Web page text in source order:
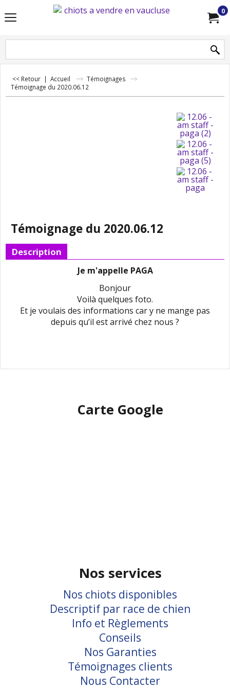
0
<< Retour | Accueil
Témoignages
Témoignage du 2020.06.12
Témoignage du 2020.06.12
Description
Je m'appelle PAGA
Bonjour
Voilà quelques foto.
Et je voulais des informations car y ne mange pas
depuis qu’il est arrivé chez nous ?
Carte Google
Nos services
Nos chiots disponibles
Descriptif par race de chien
Info et Règlements
Conseils
Nos Garanties
Témoignages clients
Nous Contacter